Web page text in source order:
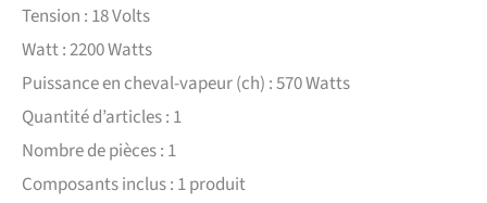
Tension : 18 Volts
Watt : 2200 Watts
Puissance en cheval-vapeur (ch) : 570 Watts
Quantité d’articles : 1
Nombre de pièces : 1
Composants inclus : 1 produit